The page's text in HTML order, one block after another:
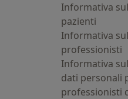
Informativa
pazienti
Informativa
professionisti
Informativa
dati personali
professionisti